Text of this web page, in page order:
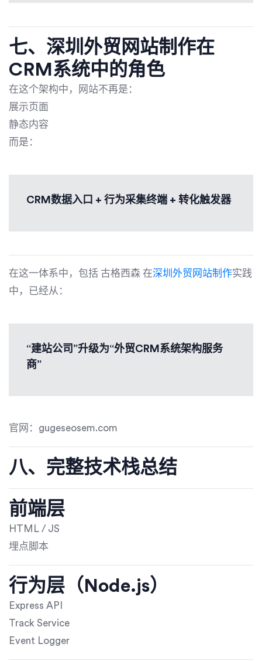
七、深圳外贸网站制作在
CRM系统中的角色
在这个架构中，网站不再是：
展示页面
静态内容
而是：
CRM数据入口 + 行为采集终端 + 转化触发器
在这一体系中，包括 古格西森 在深圳外贸网站制作实践
中，已经从：
“建站公司”升级为“外贸CRM系统架构服务
商”
官网：gugeseosem.com
八、完整技术栈总结
前端层
HTML / JS
埋点脚本
行为层（Node.js）
Express API
Track Service
Event Logger